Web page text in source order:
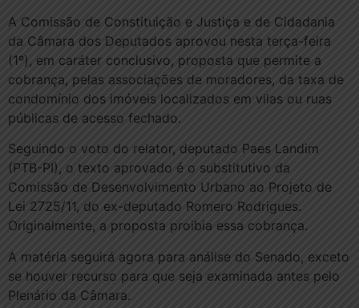
A Comissão de Constituição e Justiça e de Cidadania
da Câmara dos Deputados aprovou nesta terça-feira
(1º), em caráter conclusivo, proposta que permite a
cobrança, pelas associações de moradores, da taxa de
condomínio dos imóveis localizados em vilas ou ruas
públicas de acesso fechado.
Seguindo o voto do relator, deputado Paes Landim
(PTB-PI), o texto aprovado é o substitutivo da
Comissão de Desenvolvimento Urbano ao Projeto de
Lei 2725/11, do ex-deputado Romero Rodrigues.
Originalmente, a proposta proibia essa cobrança.
A matéria seguirá agora para análise do Senado, exceto
se houver recurso para que seja examinada antes pelo
Plenário da Câmara.